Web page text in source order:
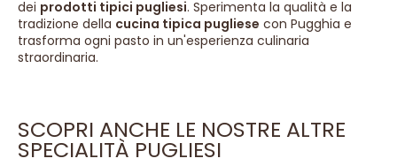
dei prodotti tipici pugliesi. Sperimenta la qualità e la
tradizione della cucina tipica pugliese con Pugghia e
trasforma ogni pasto in un'esperienza culinaria
straordinaria.
SCOPRI ANCHE LE NOSTRE ALTRE
SPECIALITÀ PUGLIESI